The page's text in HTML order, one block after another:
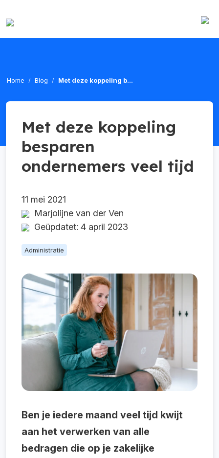
Home Blog Met deze koppeling b...
Met deze koppeling
besparen
ondernemers veel tijd
11 mei 2021
Marjolijne van der Ven
Geüpdatet: 4 april 2023
Administratie
Ben je iedere maand veel tijd kwijt
aan het verwerken van alle
bedragen die op je zakelijke